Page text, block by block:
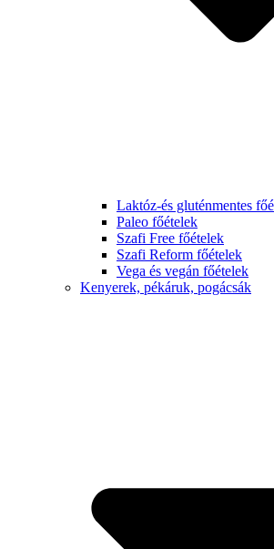
Laktóz-és gluténmentes
Paleo főételek
Szafi Free főételek
Szafi Reform főételek
Vega és vegán főételek
Kenyerek, pékáruk, pogácsák